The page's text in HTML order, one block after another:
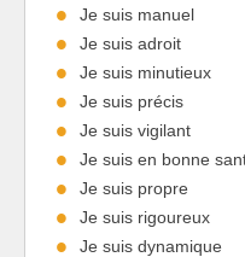
Je suis manuel
Je suis adroit
Je suis minutieux
Je suis précis
Je suis vigilant
Je suis en bonne
Je suis propre
Je suis rigoureux
Je suis dynamique